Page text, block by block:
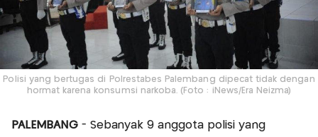
Polisi yang bertugas di Polrestabes Palembang dipecat tidak dengan
hormat karena konsumsi narkoba. (Foto : iNews/Era Neizma)
PALEMBANG- Sebanyak 9 anggota polisi yang